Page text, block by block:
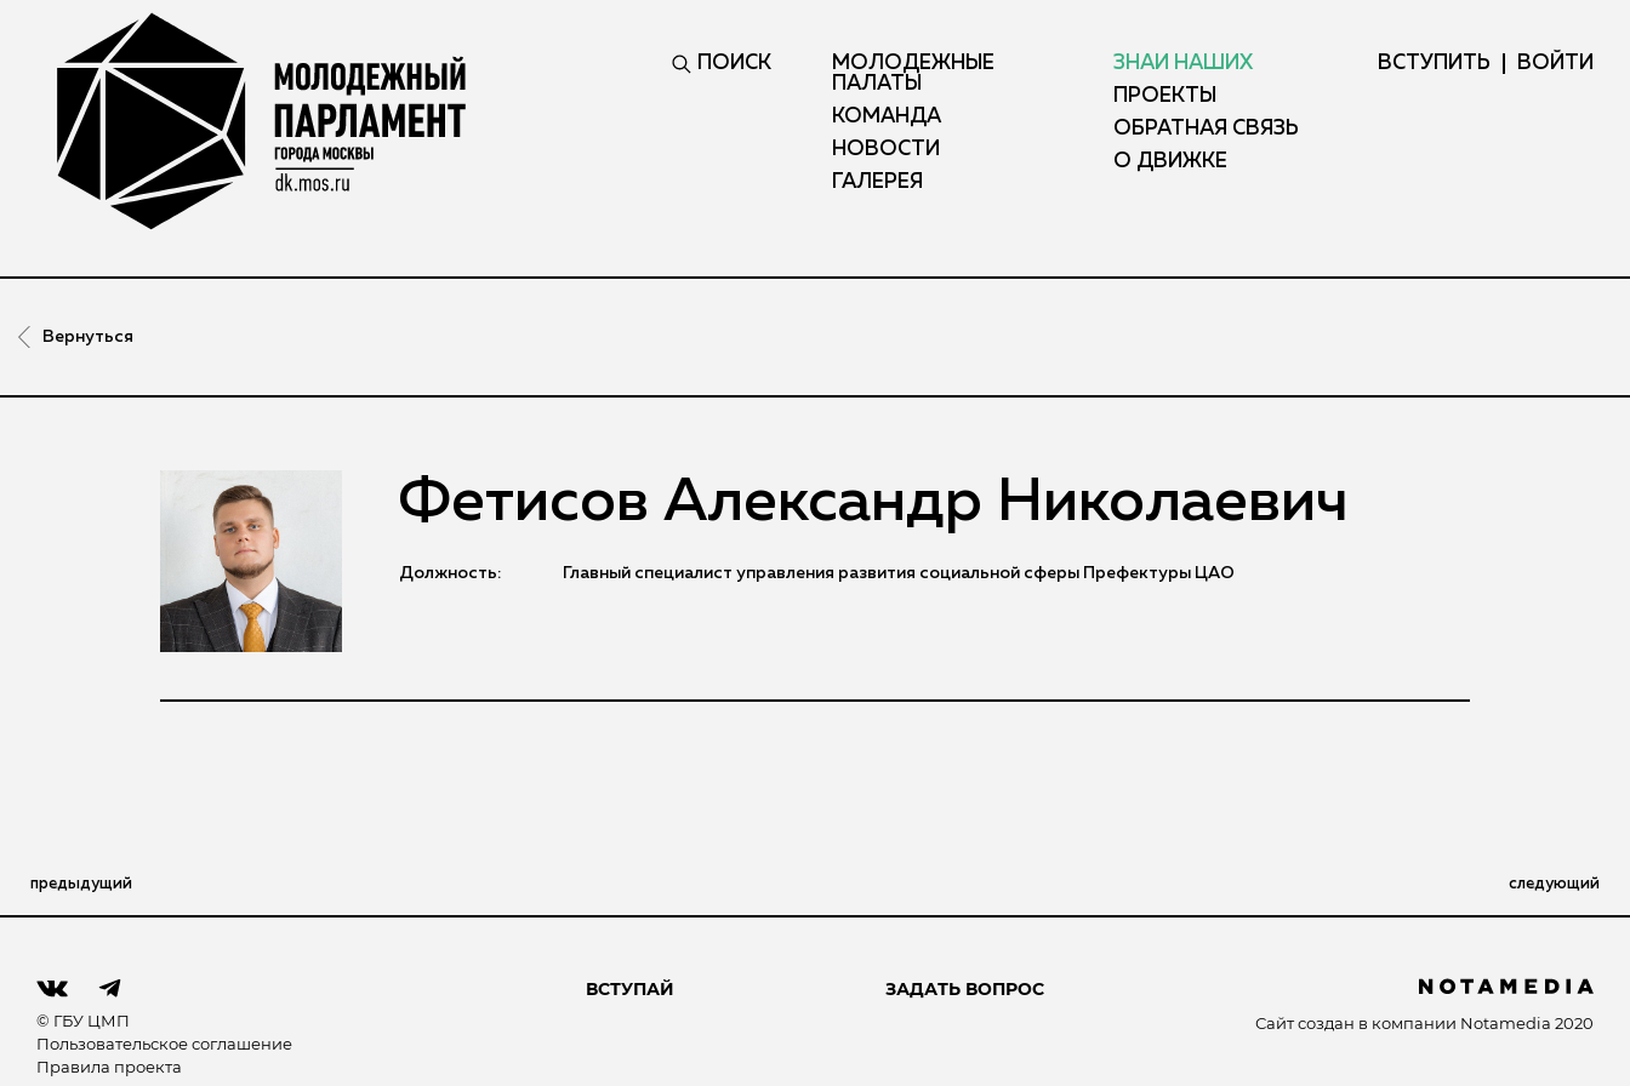
ПОИСК
МОЛОДЕЖНЫЕ
ПАЛАТЫ
КОМАНДА
НОВОСТИ
ГАЛЕРЕЯ
ЗНАЙ НАШИХ
ПРОЕКТЫ
ОБРАТНАЯ СВЯЗЬ
О ДВИЖКЕ
ВСТУПИТЬ ВОЙТИ
Вернуться
Фетисов Александр Николаевич
Должность: Главный специалист управления развития социальной сферы Префектуры ЦАО
предыдущий следующий
© ГБУ ЦМП
Пользовательское соглашение
Правила проекта
ВСТУПАЙ ЗАДАТЬ ВОПРОС
Сайт создан в компании Notamedia 2020